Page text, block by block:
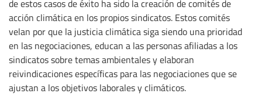
de estos casos de éxito ha sido la creación de comités de
acción climática en los propios sindicatos. Estos comités
velan por que la justicia climática siga siendo una prioridad
en las negociaciones, educan a las personas afiliadas a los
sindicatos sobre temas ambientales y elaboran
reivindicaciones específicas para las negociaciones que se
ajustan a los objetivos laborales y climáticos.